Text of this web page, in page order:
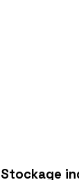
Stockage